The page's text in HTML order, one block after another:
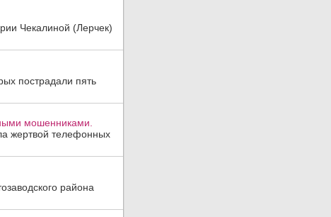
Чекалиной (Лерчек)
пострадали пять
мошенниками.
жертвой телефонных
района